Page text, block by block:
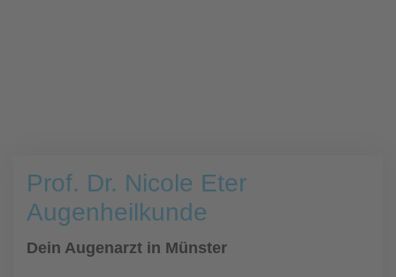
Prof. Dr. Nicole Eter
Augenheilkunde
Dein Augenarzt in Münster